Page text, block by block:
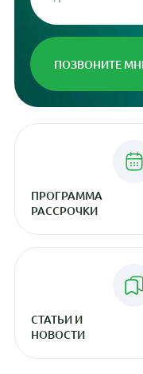
ПРОГРАММА
РАССРОЧКИ
СТАТЬИ И
НОВОСТИ